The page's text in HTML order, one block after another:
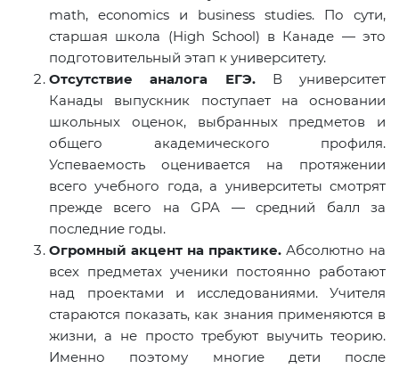
math, economics и business studies. По сути,
старшая школа (High School) в Канаде — это
подготовительный этап к университету.
Отсутствие аналога ЕГЭ.В университет
Канады выпускник поступает на основании
школьных оценок, выбранных предметов и
общего академического профиля.
Успеваемость оценивается на протяжении
всего учебного года, а университеты смотрят
прежде всего на GPA — средний балл за
последние годы.
Огромный акцент на практике. Абсолютно на
всех предметах ученики постоянно работают
над проектами и исследованиями. Учителя
стараются показать, как знания применяются в
жизни, а не просто требуют выучить теорию.
Именно поэтому многие дети после